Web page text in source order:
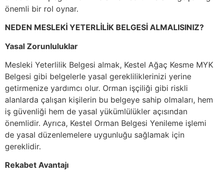
önemli bir rol oynar.
NEDEN MESLEKİ YETERLİLİK BELGESİ ALMALISINIZ?
Yasal Zorunluluklar
Mesleki Yeterlilik Belgesi almak, Kestel Ağaç Kesme MYK
Belgesi gibi belgelerle yasal gerekliliklerinizi yerine
getirmenize yardımcı olur. Orman işçiliği gibi riskli
alanlarda çalışan kişilerin bu belgeye sahip olmaları, hem
iş güvenliği hem de yasal yükümlülükler açısından
önemlidir. Ayrıca, Kestel Orman Belgesi Yenileme işlemi
de yasal düzenlemelere uygunluğu sağlamak için
gereklidir.
Rekabet Avantajı